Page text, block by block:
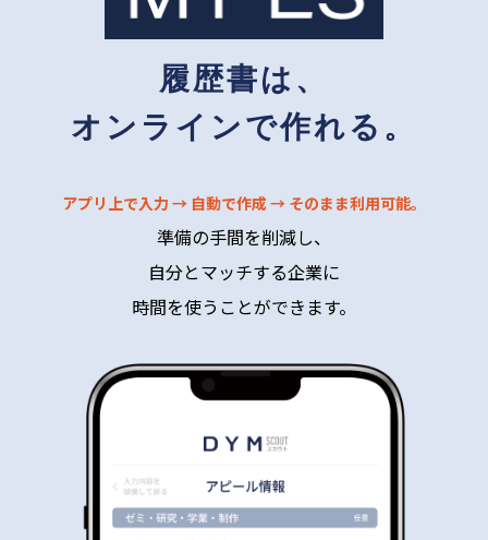
履歴書は、
オンラインで作れる。
アプリ上で入力 → 自動で作成 → そのまま利用可能。
準備の手間を削減し、
自分とマッチする企業に
時間を使うことができます。